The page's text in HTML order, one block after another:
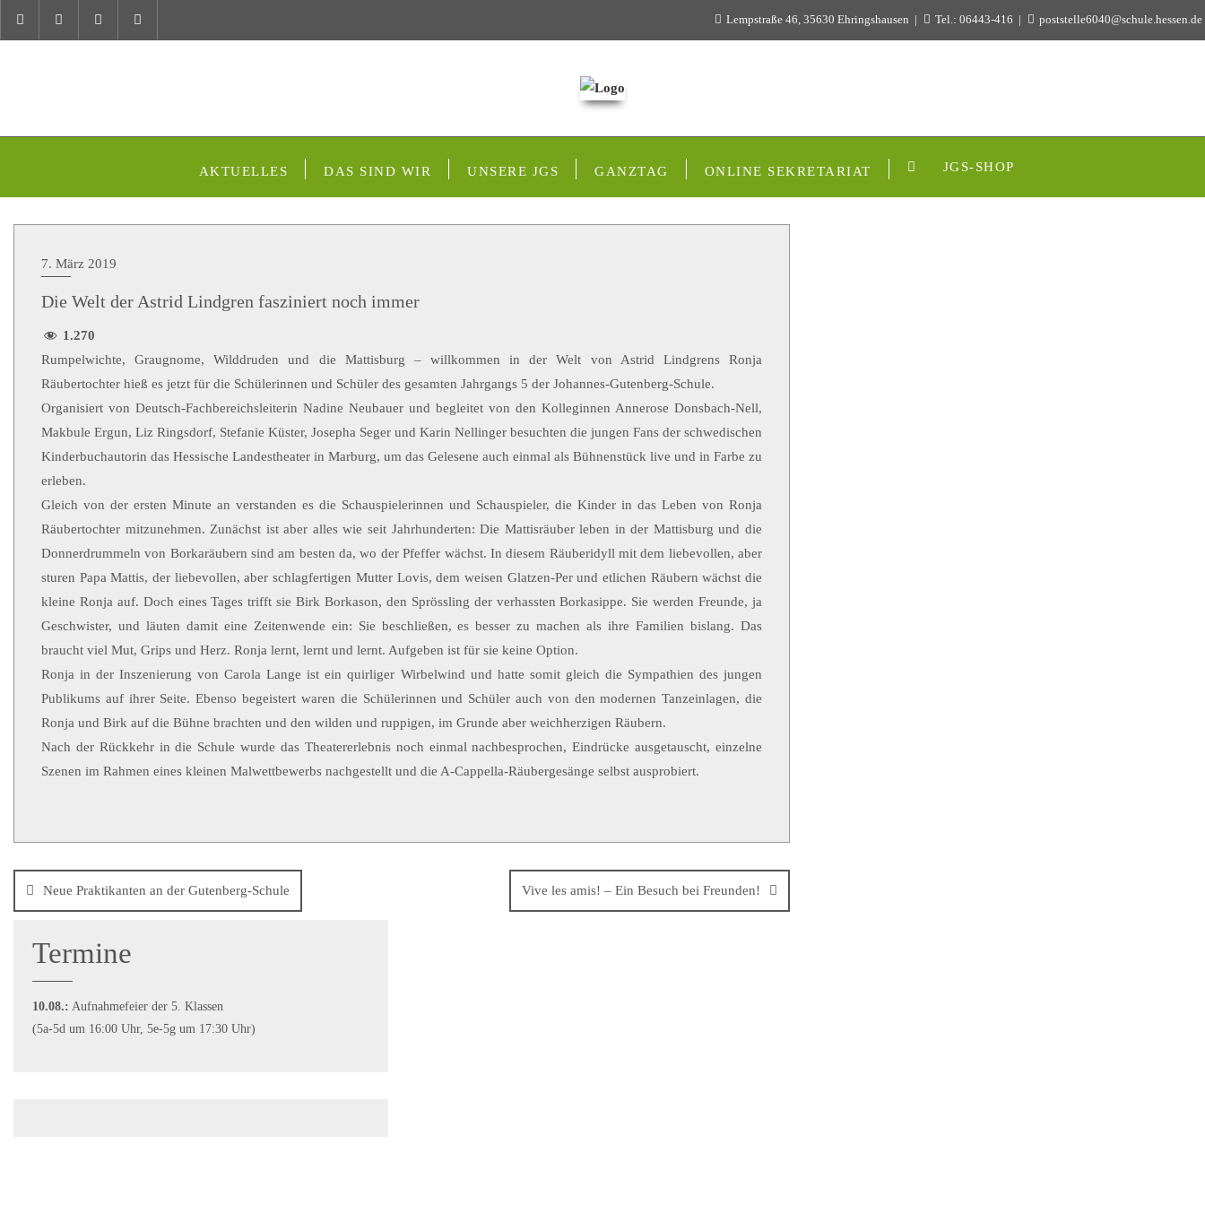
Lempstraße 46, 35630 Ehringshausen Tel.: 06443-416 poststelle6040@schule.hessen.de
AKTUELLES DAS SIND WIR UNSERE JGS GANZTAG ONLINE SEKRETARIAT JGS-SHOP
7. März 2019
Die Welt der Astrid Lindgren fasziniert noch immer
1.270
Rumpelwichte, Graugnome, Wilddruden und die Mattisburg – willkommen in der Welt von Astrid Lindgrens Ronja
Räubertochter hieß es jetzt für die Schülerinnen und Schüler des gesamten Jahrgangs 5 der Johannes-Gutenberg-Schule.
Organisiert von Deutsch-Fachbereichsleiterin Nadine Neubauer und begleitet von den Kolleginnen Annerose Donsbach-Nell,
Makbule Ergun, Liz Ringsdorf, Stefanie Küster, Josepha Seger und Karin Nellinger besuchten die jungen Fans der schwedischen
Kinderbuchautorin das Hessische Landestheater in Marburg, um das Gelesene auch einmal als Bühnenstück live und in Farbe zu
erleben.
Gleich von der ersten Minute an verstanden es die Schauspielerinnen und Schauspieler, die Kinder in das Leben von Ronja
Räubertochter mitzunehmen. Zunächst ist aber alles wie seit Jahrhunderten: Die Mattisräuber leben in der Mattisburg und die
Donnerdrummeln von Borkaräubern sind am besten da, wo der Pfeffer wächst. In diesem Räuberidyll mit dem liebevollen, aber
sturen Papa Mattis, der liebevollen, aber schlagfertigen Mutter Lovis, dem weisen Glatzen-Per und etlichen Räubern wächst die
kleine Ronja auf. Doch eines Tages trifft sie Birk Borkason, den Sprössling der verhassten Borkasippe. Sie werden Freunde, ja
Geschwister, und läuten damit eine Zeitenwende ein: Sie beschließen, es besser zu machen als ihre Familien bislang. Das
braucht viel Mut, Grips und Herz. Ronja lernt, lernt und lernt. Aufgeben ist für sie keine Option.
Ronja in der Inszenierung von Carola Lange ist ein quirliger Wirbelwind und hatte somit gleich die Sympathien des jungen
Publikums auf ihrer Seite. Ebenso begeistert waren die Schülerinnen und Schüler auch von den modernen Tanzeinlagen, die
Ronja und Birk auf die Bühne brachten und den wilden und ruppigen, im Grunde aber weichherzigen Räubern.
Nach der Rückkehr in die Schule wurde das Theatererlebnis noch einmal nachbesprochen, Eindrücke ausgetauscht, einzelne
Szenen im Rahmen eines kleinen Malwettbewerbs nachgestellt und die A-Cappella-Räubergesänge selbst ausprobiert.
Neue Praktikanten an der Gutenberg-Schule Vive les amis! – Ein Besuch bei Freunden!
Termine
10.08.: Aufnahmefeier der 5. Klassen
(5a-5d um 16:00 Uhr, 5e-5g um 17:30 Uhr)